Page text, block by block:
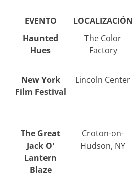
EVENTO LOCALIZACIÓN
Haunted
Hues
The Color
Factory
New York
Film Festival
Lincoln Center
The Great
Jack O'
Lantern
Blaze
Croton-on-
Hudson, NY